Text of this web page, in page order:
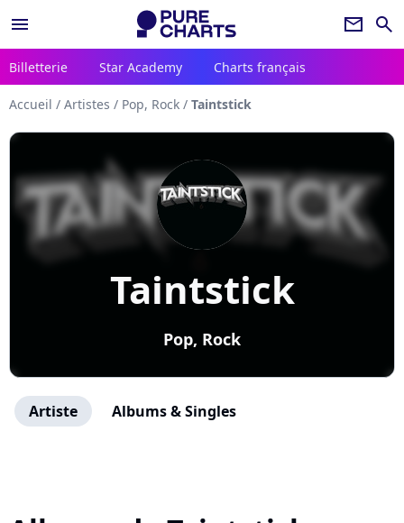
menu newsletter search
Billetterie Star Academy Charts français
Accueil / Artistes / Pop, Rock / Taintstick
Taintstick
Pop, Rock
Artiste Albums & Singles